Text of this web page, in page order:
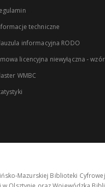
techniczne
informacyjna RODO
licencyjna niewyłączna - wzór
WMBC
Mazurskiej Biblioteki